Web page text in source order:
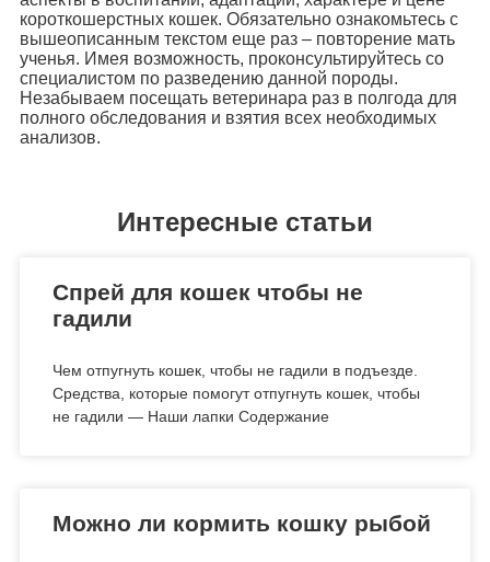
короткошерстных кошек. Обязательно ознакомьтесь с
вышеописанным текстом еще раз – повторение мать
ученья. Имея возможность, проконсультируйтесь со
специалистом по разведению данной породы.
Незабываем посещать ветеринара раз в полгода для
полного обследования и взятия всех необходимых
анализов.
Интересные статьи
Спрей для кошек чтобы не
гадили
Чем отпугнуть кошек, чтобы не гадили в подъезде.
Средства, которые помогут отпугнуть кошек, чтобы
не гадили — Наши лапки Содержание
Можно ли кормить кошку рыбой